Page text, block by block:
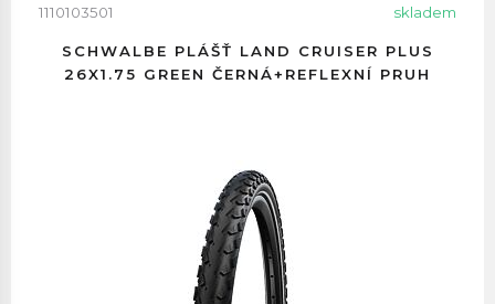
1110103501 skladem
SCHWALBE PLÁŠŤ LAND CRUISER PLUS
26X1.75 GREEN ČERNÁ+REFLEXNÍ PRUH